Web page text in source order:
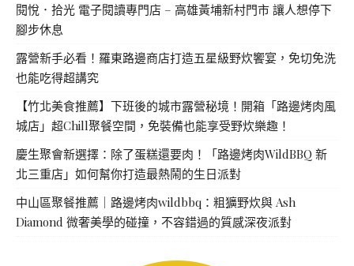
閱悅．拾光 電子閱讀專門店 – 高雄黃埔新村門市 讓人想停下
腳步休息
露營新手必看！羅東路邊商店打造五星級野炊饗宴，免切免洗
也能吃得超講究
【竹北美食推薦】下班後的城市露營秘境！開箱「路邊烤肉風
城店」超Chill聚餐空間，免裝備也能享受野炊樂趣！
慶生聚會新選擇：除了蛋糕還要肉！「路邊烤肉WildBBQ 新
北三重店」如何幫你打造最熱鬧的生日派對
中山區聚餐推薦｜路邊烤肉wildbbq：粗獷野炊與 Ash
Diamond 微奢美學的碰撞，不容錯過的質感深夜派對